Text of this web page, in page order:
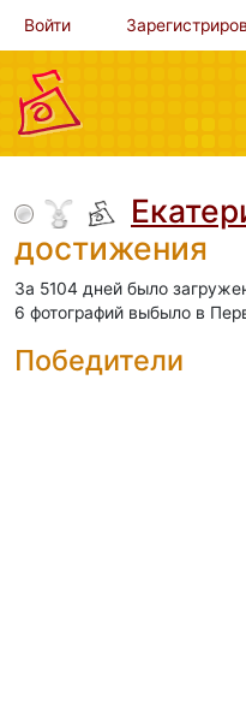
Войти
достижения
За 5104 дней было
6 фотографий выбыло в
Победители